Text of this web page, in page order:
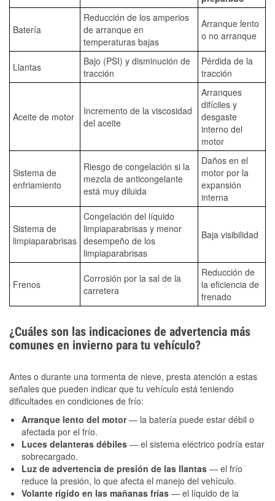
Batería
Reducción de los amperios
de arranque en
temperaturas bajas
Arranque lento
o no arranque
Llantas
Bajo (PSI) y disminución de
tracción
Pérdida de la
tracción
Aceite de motor
Incremento de la viscosidad
del aceite
Arranques
difíciles y
desgaste
interno del
motor
Sistema de
enfriamiento
Riesgo de congelación si la
mezcla de anticongelante
está muy diluida
Daños en el
motor por la
expansión
interna
Sistema de
limpiaparabrisas
Congelación del líquido
limpiaparabrisas y menor
desempeño de los
limpiaparabrisas
Baja visibilidad
Frenos
Corrosión por la sal de la
carretera
Reducción de
la eficiencia de
frenado
¿Cuáles son las indicaciones de advertencia más
comunes en invierno para tu vehículo?
Antes o durante una tormenta de nieve, presta atención a estas
señales que pueden indicar que tu vehículo está teniendo
dificultades en condiciones de frío:
Arranque lento del motor— la batería puede estar débil o
afectada por el frío.
Luces delanteras débiles — el sistema eléctrico podría estar
sobrecargado.
Luz de advertencia de presión de las llantas — el frío
reduce la presión, lo que afecta el manejo del vehículo.
Volante rígido en las mañanas frías — el líquido de la